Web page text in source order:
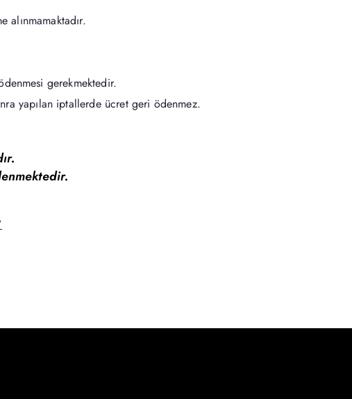
alınmamaktadır.
gerekmektedir.
yapılan iptallerde ücret geri ödenmez.